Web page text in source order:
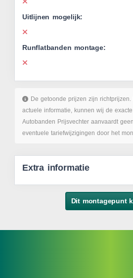
Uitlijnen mogelijk:
Runflatbanden montage:
De getoonde prijzen zijn
actuele informatie, kunnen wij de
Autobanden Prijsvechter aanvaardt
eventuele tariefwijzigingen door het
Extra informatie
Dit montagepunt